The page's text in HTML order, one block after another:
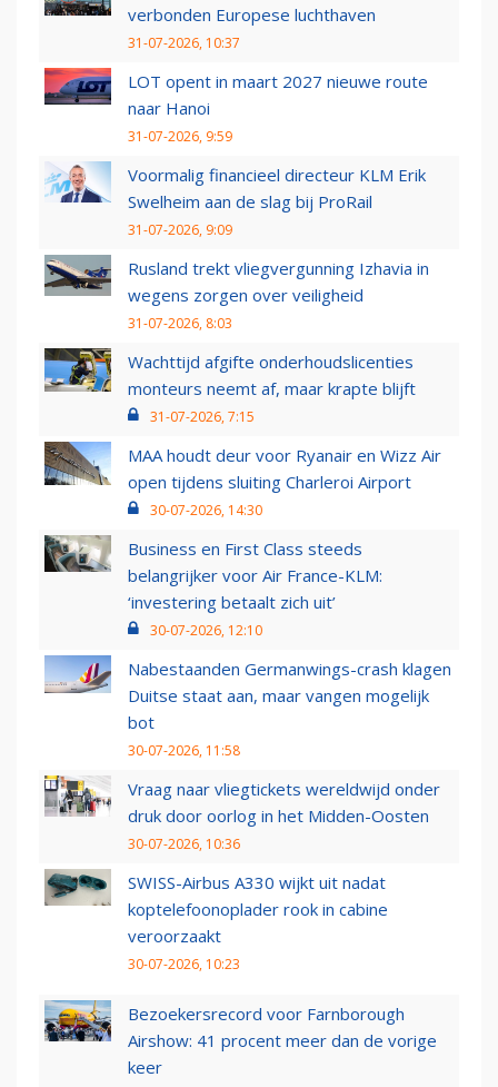
verbonden Europese luchthaven
31-07-2026, 10:37
LOT opent in maart 2027 nieuwe route
naar Hanoi
31-07-2026, 9:59
Voormalig financieel directeur KLM Erik
Swelheim aan de slag bij ProRail
31-07-2026, 9:09
Rusland trekt vliegvergunning Izhavia in
wegens zorgen over veiligheid
31-07-2026, 8:03
Wachttijd afgifte onderhoudslicenties
monteurs neemt af, maar krapte blijft
31-07-2026, 7:15
MAA houdt deur voor Ryanair en Wizz Air
open tijdens sluiting Charleroi Airport
30-07-2026, 14:30
Business en First Class steeds
belangrijker voor Air France-KLM:
‘investering betaalt zich uit’
30-07-2026, 12:10
Nabestaanden Germanwings-crash klagen
Duitse staat aan, maar vangen mogelijk
bot
30-07-2026, 11:58
Vraag naar vliegtickets wereldwijd onder
druk door oorlog in het Midden-Oosten
30-07-2026, 10:36
SWISS-Airbus A330 wijkt uit nadat
koptelefoonoplader rook in cabine
veroorzaakt
30-07-2026, 10:23
Bezoekersrecord voor Farnborough
Airshow: 41 procent meer dan de vorige
keer